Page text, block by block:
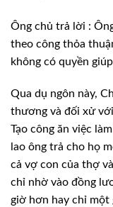
Ông chủ trả lời :
theo công thỏa
không có quyền
Qua dụ ngôn này,
thương và đối xử
Tạo công ăn việc
lao ông trả cho họ
cả vợ con của thợ
chỉ nhờ vào đồng
giờ hơn hay chỉ một